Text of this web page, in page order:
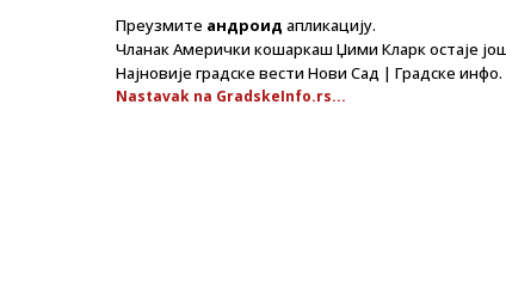
Преузмите андроид апликацију.
Чланак Амерички кошаркаш Џими Кларк остаје
Најновије градске вести Нови Сад | Градске инфо.
Nastavak na GradskeInfo.rs...